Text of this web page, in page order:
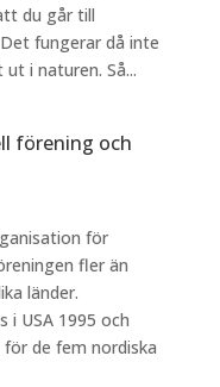
du går till
fungerar då inte
i naturen. Så...
förening och
för
fler än
länder.
i USA 1995 och
de fem nordiska